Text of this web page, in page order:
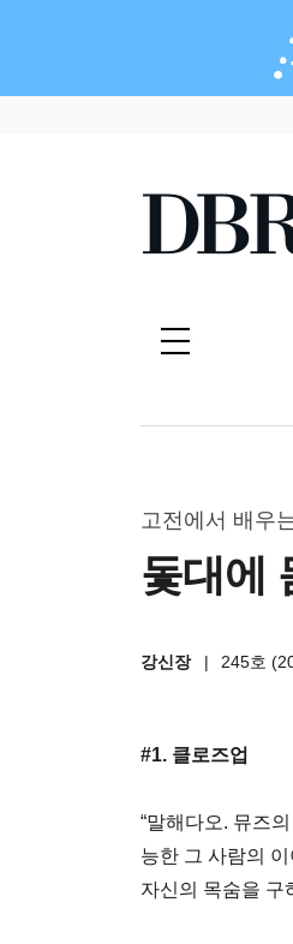
고전에서 배우
돛대에
강신장 | 245호
#1. 클로즈업
“말해다오. 뮤즈
능한 그 사람의
자신의 목숨을 구